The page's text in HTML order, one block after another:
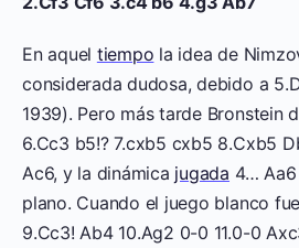
En aquel tiempo la idea de
considerada dudosa, debido a
1939). Pero más tarde Bronstein
6.Cc3 b5!? 7.cxb5 cxb5 8.Cxb5
Ac6, y la dinámica jugada 4…
plano. Cuando el juego blanco
9.Cc3! Ab4 10.Ag2 0-0 11.0-0